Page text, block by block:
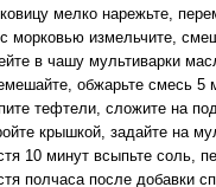
мелко нарежьте,
морковью измельчите,
в чашу мультиварки
обжарьте смесь 5
тефтели, сложите на
крышкой, задайте на
10 минут всыпьте соль,
полчаса после добавки